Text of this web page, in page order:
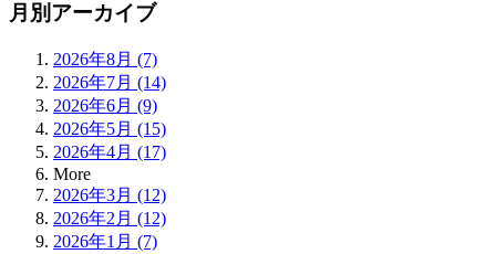
月別アーカイブ
2026年8月 (7)
2026年7月 (14)
2026年6月 (9)
2026年5月 (15)
2026年4月 (17)
More
2026年3月 (12)
2026年2月 (12)
2026年1月 (7)